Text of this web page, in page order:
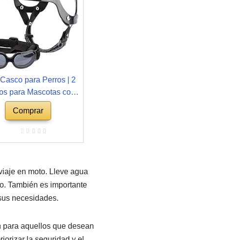
para Perros | 2
para Mascotas con
para Perros | Cascos
Ajustables para
con Espuma Suave
| Juego
Comprar
en moto. Lleve agua
También es importante
necesidades.
para aquellos que desean